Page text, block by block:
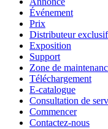
Événement
Prix
Distributeur exclusif
Exposition
Support
Zone de
Téléchargement
E-catalogue
Consultation de
Commencer
Contactez-nous